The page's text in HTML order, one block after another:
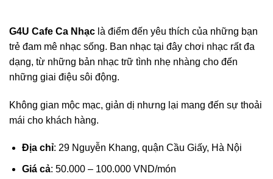
G4U Cafe Ca Nhạc là điểm đến yêu thích của những bạn
trẻ đam mê nhạc sống. Ban nhạc tại đây chơi nhạc rất đa
dạng, từ những bản nhạc trữ tình nhẹ nhàng cho đến
những giai điệu sôi động.
Không gian mộc mạc, giản dị nhưng lại mang đến sự thoải
mái cho khách hàng.
Địa chỉ: 29 Nguyễn Khang, quận Cầu Giấy, Hà Nội
Giá cả: 50.000 – 100.000 VND/món